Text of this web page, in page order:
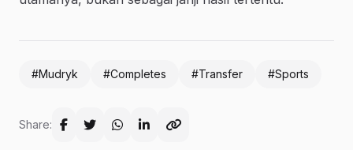
#Mudryk #Completes #Transfer #Sports
Share: